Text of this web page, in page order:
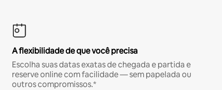
A flexibilidade de que você precisa
Escolha suas datas exatas de chegada e partida e
reserve online com facilidade — sem papelada ou
outros compromissos.*